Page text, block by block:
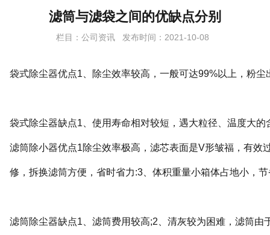
滤筒与滤袋之间的优缺点分别
栏目：公司资讯 发布时间：2021-10-08
袋式除尘器优点1、除尘效率较高，一般可达99%以上，粉
袋式除尘器缺点1、使用寿命相对较短，遇大粒径、温度大
滤筒除小器优点1除尘效率极高，滤芯表面是V形皱福，有
修，拆换滤筒方便，省时省力:3、体积重量小箱体占地小，
滤筒除尘器缺点1、滤筒费用较高;2、清灰较为困难，滤筒